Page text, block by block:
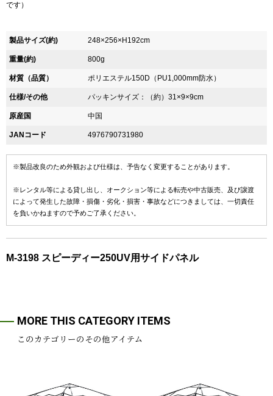
です）
製品サイズ(約) 248×256×H192cm
重量(約) 800g
材質（品質） ポリエステル150D（PU1,000mm防水）
仕様/その他 パッキンサイズ：（約）31×9×9cm
原産国 中国
JANコード 4976790731980
※製品改良のため外観および仕様は、予告なく変更することがあります。
※レンタル等による貸し出し、オークション等による転売や中古販売、及び譲渡
によって発生した故障・損傷・劣化・損害・事故などにつきましては、一切責任
を負いかねますので予めご了承ください。
M-3198 スピーディー250UV用サイドパネル
MORE THIS CATEGORY ITEMS
このカテゴリーのその他アイテム